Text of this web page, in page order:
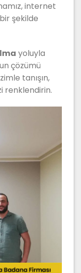
internet
şekilde
yoluyla
çözümü
tanışın,
renklendirin.